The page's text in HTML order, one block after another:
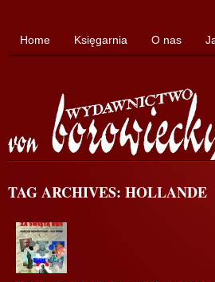
Home Księgarnia O nas
TAG ARCHIVES: HOLLANDE